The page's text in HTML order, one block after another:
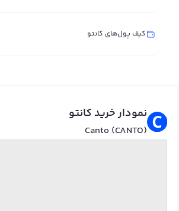
کیف پول‌های کانتو
نمودار خرید کانتو
Canto (CANTO)